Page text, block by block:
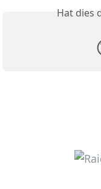
Hat dies